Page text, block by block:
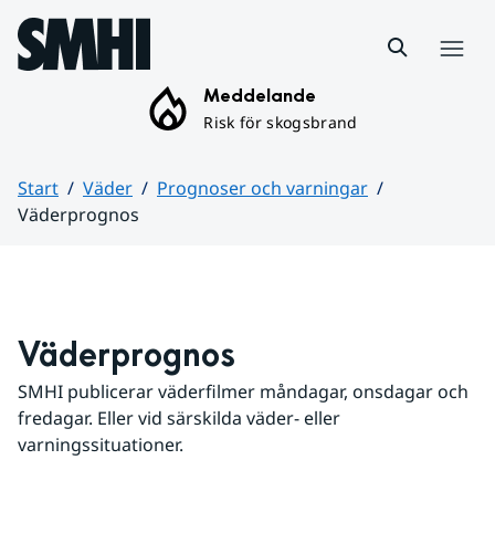
Hoppa till sidans innehåll
Meddelande
Risk för skogsbrand
Start Väder
Prognoser och varningar
Väderprognos
Väderprognos
SMHI publicerar väderfilmer måndagar, onsdagar och
fredagar. Eller vid särskilda väder- eller
varningssituationer.